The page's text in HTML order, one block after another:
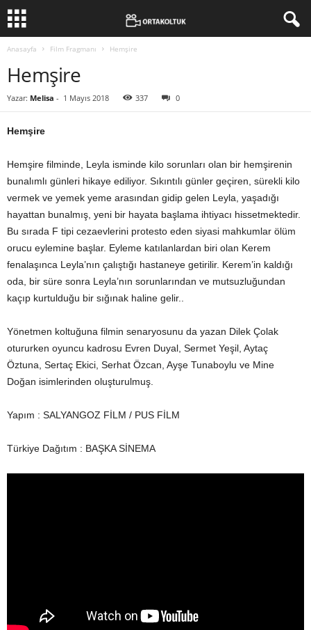
Anasayfa Film Fragmanı Hemşire
Hemşire
Yazar: Melisa - 1 Mayıs 2018 337 0
Hemşire
Hemşire filminde, Leyla isminde kilo sorunları olan bir hemşirenin
bunalımlı günleri hikaye ediliyor. Sıkıntılı günler geçiren, sürekli kilo
vermek ve yemek yeme arasından gidip gelen Leyla, yaşadığı
hayattan bunalmış, yeni bir hayata başlama ihtiyacı hissetmektedir.
Bu sırada F tipi cezaevlerini protesto eden siyasi mahkumlar ölüm
orucu eylemine başlar. Eyleme katılanlardan biri olan Kerem
fenalaşınca Leyla’nın çalıştığı hastaneye getirilir. Kerem’in kaldığı
oda, bir süre sonra Leyla’nın sorunlarından ve mutsuzluğundan
kaçıp kurtulduğu bir sığınak haline gelir..
Yönetmen koltuğuna filmin senaryosunu da yazan Dilek Çolak
otururken oyuncu kadrosu Evren Duyal, Sermet Yeşil, Aytaç
Öztuna, Sertaç Ekici, Serhat Özcan, Ayşe Tunaboylu ve Mine
Doğan isimlerinden oluşturulmuş.
Yapım : SALYANGOZ FİLM / PUS FİLM
Türkiye Dağıtım : BAŞKA SİNEMA